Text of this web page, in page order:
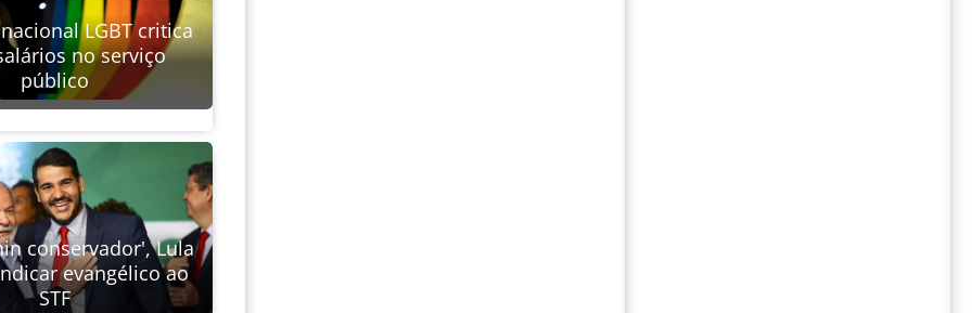
LGBT critica
no serviço
público
conservador', Lula
evangélico ao
STF